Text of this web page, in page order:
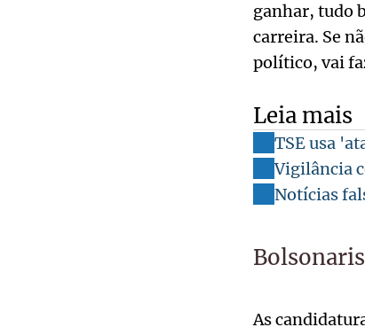
ganhar, tudo
carreira. Se
político, vai
Leia mais
TSE usa
Vigilância
Notícias
As